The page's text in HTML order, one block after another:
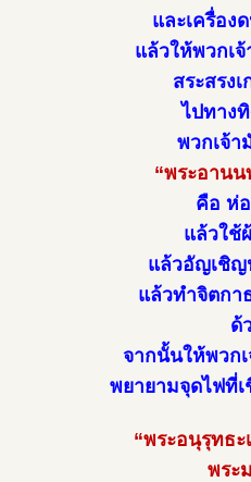
และเครื่อง
แล้วให้พวกเ
สระสรง
ไปทาง
พวกเจ้า
“พระอานน
คือ ห่
แล้วใช้
แล้วอัญเชิญ
แล้วทำจิตก
ด้
จากนั้นให้พวก
พยายามจุดไฟที่
“พระอนุรุทธะ
พระ